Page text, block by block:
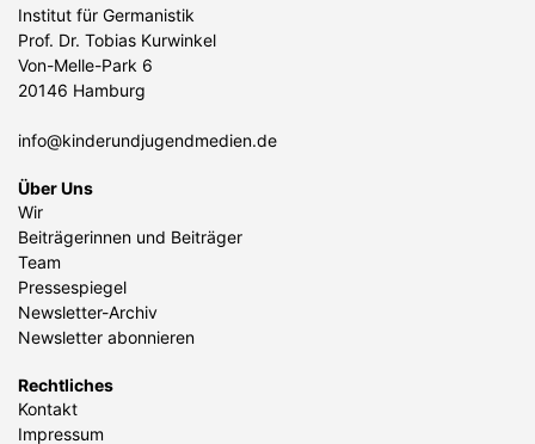
Institut für Germanistik
Prof. Dr. Tobias Kurwinkel
Von-Melle-Park 6
20146 Hamburg
info@kinderundjugendmedien.de
Über Uns
Wir
Beiträgerinnen und Beiträger
Team
Pressespiegel
Newsletter-Archiv
Newsletter abonnieren
Rechtliches
Kontakt
Impressum